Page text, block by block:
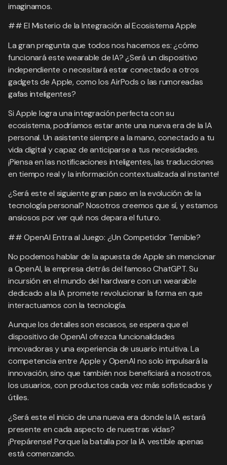
imaginamos.
## El Misterio de la Integración al Ecosistema Apple
La gran pregunta que todos nos hacemos es: ¿cómo
funcionará este wearable de IA? ¿Será un dispositivo
independiente o necesitará estar conectado a otros
gadgets de Apple, como los AirPods o las rumoreadas
gafas inteligentes?
Si Apple logra una integración perfecta con su
ecosistema, podríamos estar ante una nueva era de la IA
personal. Un asistente siempre a la mano, conectado a tu
vida digital y capaz de anticiparse a tus necesidades.
¡Piensa en las notificaciones inteligentes, las traducciones
en tiempo real y la información contextualizada al instante!
¿Será este el siguiente gran paso en la evolución de la
tecnología personal? Nosotros creemos que sí, y estamos
ansiosos por ver qué nos depara el futuro.
## OpenAI Entra al Juego: ¿Un Competidor Temible?
No podemos hablar de la apuesta de Apple sin mencionar
a OpenAI, la empresa detrás del famoso ChatGPT. Su
incursión en el mundo del hardware con un wearable
dedicado a la IA promete revolucionar la forma en que
interactuamos con la tecnología.
Aunque los detalles son escasos, se espera que el
dispositivo de OpenAI ofrezca funcionalidades
innovadoras y una experiencia de usuario intuitiva. La
competencia entre Apple y OpenAI no solo impulsará la
innovación, sino que también nos beneficiará a nosotros,
los usuarios, con productos cada vez más sofisticados y
útiles.
¿Será este el inicio de una nueva era donde la IA estará
presente en cada aspecto de nuestras vidas?
¡Prepárense! Porque la batalla por la IA vestible apenas
está comenzando.